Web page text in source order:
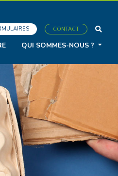
CONTACT
QUI SOMMES-NOUS ?